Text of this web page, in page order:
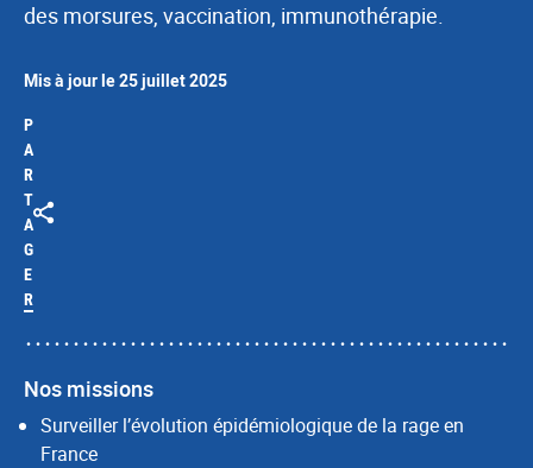
des morsures, vaccination, immunothérapie.
Mis à jour le 25 juillet 2025
P
A
R
T
A
G
E
R
Nos missions
Surveiller l’évolution épidémiologique de la rage en
France